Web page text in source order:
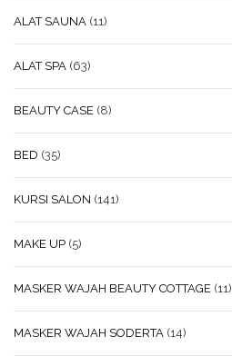
ALAT SAUNA (11)
ALAT SPA (63)
BEAUTY CASE (8)
BED (35)
KURSI SALON (141)
MAKE UP (5)
MASKER WAJAH BEAUTY COTTAGE (11)
MASKER WAJAH SODERTA (14)